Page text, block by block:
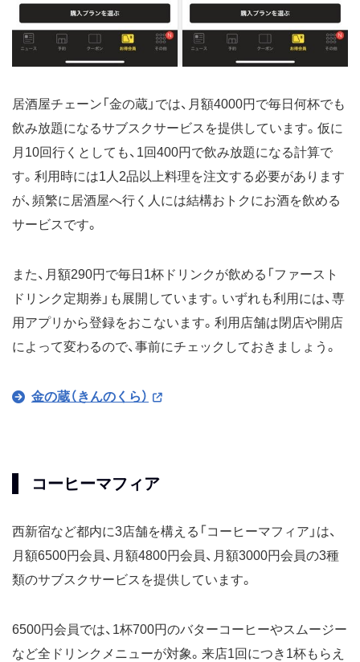
居酒屋チェーン「金の蔵」では、月額4000円で毎日何杯でも
飲み放題になるサブスクサービスを提供しています。仮に
月10回行くとしても、1回400円で飲み放題になる計算で
す。利用時には1人2品以上料理を注文する必要があります
が、頻繁に居酒屋へ行く人には結構おトクにお酒を飲める
サービスです。
また、月額290円で毎日1杯ドリンクが飲める「ファースト
ドリンク定期券」も展開しています。いずれも利用には、専
用アプリから登録をおこないます。利用店舗は閉店や開店
によって変わるので、事前にチェックしておきましょう。
金の蔵（きんのくら）
コーヒーマフィア
西新宿など都内に3店舗を構える「コーヒーマフィア」は、
月額6500円会員、月額4800円会員、月額3000円会員の3種
類のサブスクサービスを提供しています。
6500円会員では、1杯700円のバターコーヒーやスムージー
など全ドリンクメニューが対象。来店1回につき1杯もらえ